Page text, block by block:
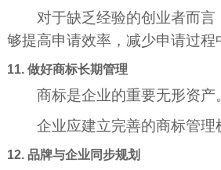
对于缺乏经验的创业者而
够提高申请效率，减少申请过程
11. 做好商标长期管理
商标是企业的重要无形资产
企业应建立完善的商标管理
12. 品牌与企业同步规划